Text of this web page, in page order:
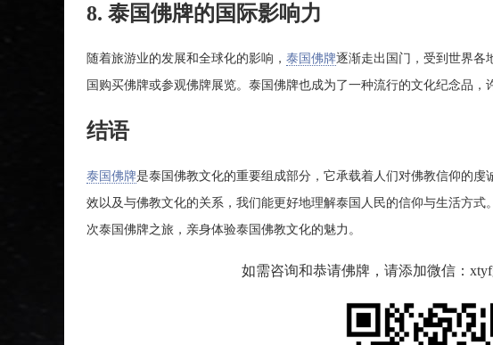
8. 泰国佛牌的国际影响力
随着旅游业的发展和全球化的影响， 泰国佛牌逐渐走出国门，受到世界各
国购买佛牌或参观佛牌展览。泰国佛牌也成为了一种流行的文化纪念品，
结语
泰国佛牌是泰国佛教文化的重要组成部分，它承载着人们对佛教信仰的
效以及与佛教文化的关系，我们能更好地理解泰国人民的信仰与生活方
次泰国佛牌之旅，亲身体验泰国佛教文化的魅力。
如需咨询和恭请佛牌，请添加微信：